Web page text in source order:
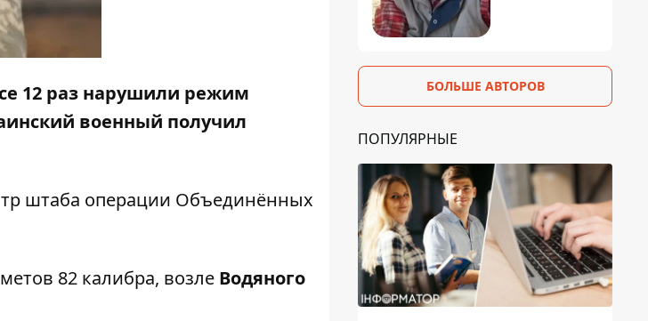
12 раз нарушили режим
военный получил
штаба операции Объединённых
82 калибра, возле Водяного
БОЛЬШЕ АВТОРОВ
ПОПУЛЯРНЫЕ